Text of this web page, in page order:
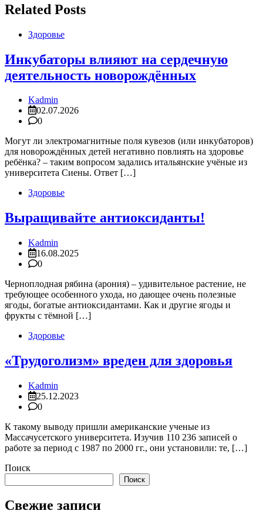
Related Posts
Здоровье
Инкубаторы влияют на сердечную
деятельность новорождённых
Kadmin
02.07.2026
0
Могут ли электромагнитные поля кувезов (или инкубаторов)
для новорождённых детей негативно повлиять на здоровье
ребёнка? – таким вопросом задались итальянские учёные из
университета Сиены. Ответ […]
Здоровье
Выращивайте антиоксиданты!
Kadmin
16.08.2025
0
Черноплодная рябина (арония) – удивительное растение, не
требующее особенного ухода, но дающее очень полезные
ягоды, богатые антиоксидантами. Как и другие ягоды и
фрукты с тёмной […]
Здоровье
«Трудоголизм» вреден для здоровья
Kadmin
25.12.2023
0
К такому выводу пришли американские ученые из
Массачусетского университета. Изучив 110 236 записей о
работе за период с 1987 по 2000 гг., они установили: те, […]
Поиск
Поиск
Свежие записи